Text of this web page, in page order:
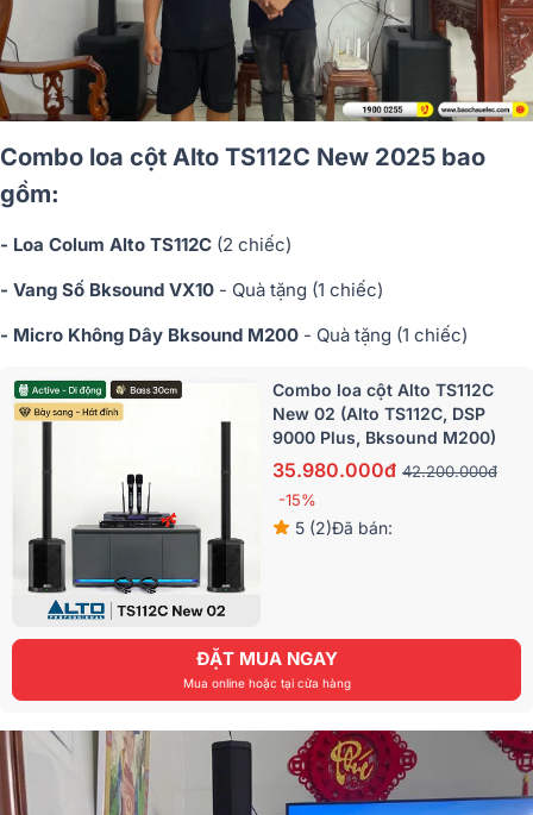
Combo loa cột Alto TS112C New 2025 bao
gồm:
- Loa Colum Alto TS112C (2 chiếc)
- Vang Số Bksound VX10 - Quà tặng (1 chiếc)
- Micro Không Dây Bksound M200 - Quà tặng (1 chiếc)
Combo loa cột Alto TS112C
New 02 (Alto TS112C, DSP
9000 Plus, Bksound M200)
35.980.000đ 42.200.000đ
-15%
5 (2)Đã bán:
ĐẶT MUA NGAY
Mua online hoặc tại cửa hàng